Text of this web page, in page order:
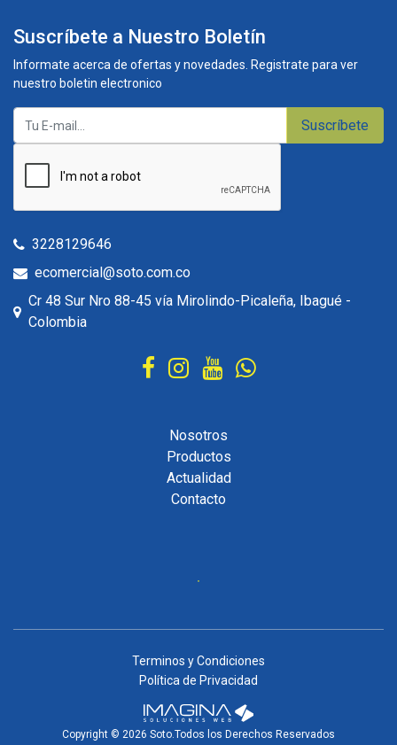
Suscríbete a Nuestro Boletín
Informate acerca de ofertas y novedades. Registrate para ver
nuestro boletin electronico
Suscríbete
3228129646
ecomercial@soto.com.co
Cr 48 Sur Nro 88-45 vía Mirolindo-Picaleña, Ibagué -
Colombia
Nosotros
Productos
Actualidad
Contacto
Terminos y Condiciones
Política de Privacidad
Copyright © 2026 Soto.Todos los Derechos Reservados